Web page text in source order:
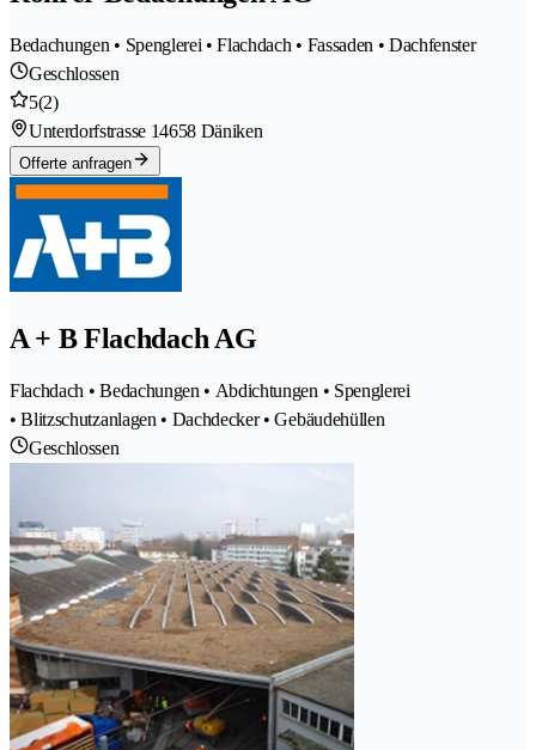
Bedachungen • Spenglerei • Flachdach • Fassaden • Dachfenster
Geschlossen
5(2)
Unterdorfstrasse 14658 Däniken
Offerte anfragen
A + B Flachdach AG
Flachdach • Bedachungen • Abdichtungen • Spenglerei
• Blitzschutzanlagen • Dachdecker • Gebäudehüllen
Geschlossen